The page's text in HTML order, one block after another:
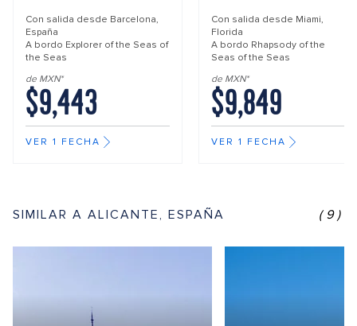
Con salida desde Barcelona,
España
A bordo Explorer of the Seas of
the Seas
de MXN*
$9,443
VER 1 FECHA
Con salida desde Miami,
Florida
A bordo Rhapsody of the
Seas of the Seas
de MXN*
$9,849
VER 1 FECHA
SIMILAR A ALICANTE, ESPAÑA (9)